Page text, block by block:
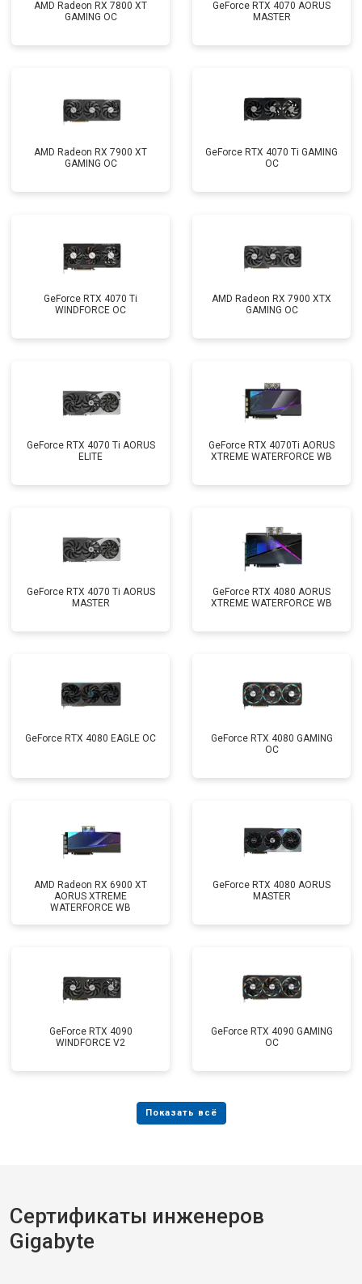
AMD Radeon RX 7800 XT
GAMING OC
GeForce RTX 4070 AORUS
MASTER
AMD Radeon RX 7900 XT
GAMING OC
GeForce RTX 4070 Ti GAMING
OC
GeForce RTX 4070 Ti
WINDFORCE OC
AMD Radeon RX 7900 XTX
GAMING OC
GeForce RTX 4070 Ti AORUS
ELITE
GeForce RTX 4070Ti AORUS
XTREME WATERFORCE WB
GeForce RTX 4070 Ti AORUS
MASTER
GeForce RTX 4080 AORUS
XTREME WATERFORCE WB
GeForce RTX 4080 EAGLE OC
GeForce RTX 4080 GAMING
OC
AMD Radeon RX 6900 XT
AORUS XTREME
WATERFORCE WB
GeForce RTX 4080 AORUS
MASTER
GeForce RTX 4090
WINDFORCE V2
GeForce RTX 4090 GAMING
OC
Сертификаты инженеров
Gigabyte